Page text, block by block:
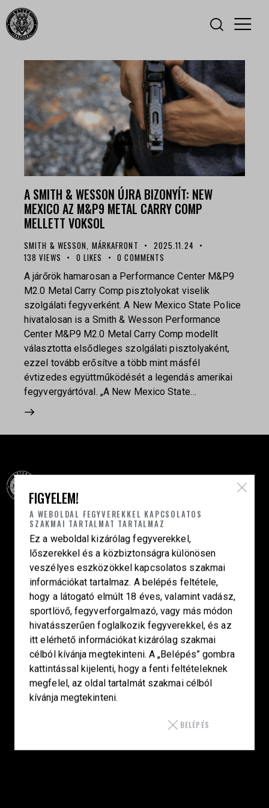
A SMITH & WESSON ÚJRA BIZONYÍT: NEW
MEXICO AZ M&P9 METAL CARRY COMP
MELLETT VOKSOL
SMITH & WESSON MÁRKAFRONT
2025.11.24
138 VIEWS 0 LIKES 0 COMMENTS
A járőrök hamarosan a Performance Center M&P9
M2.0 Metal Carry Comp pisztolyokat viselik
szolgálati fegyverként. A New Mexico State Police
hivatalosan is a Smith & Wesson Performance
Center M&P9 M2.0 Metal Carry Comp modellt
választotta elsődleges szolgálati pisztolyaként,
ezzel tovább erősítve a több mint másfél
évtizedes együttműködését a legendás amerikai
fegyvergyártóval. „A New Mexico State…
Célba találunk együtt-fegyverek szenvedéllyel!
SZAKÜZLET
HU—9024 Győr
Déry Tibor u.13.
info@keilertactical.hu
+36 30 799 73 39
Fegyverkereskedelmi engedély szám:
08000-821/1850-11/2025F
FIGYELEM!
A WEBOLDAL FEGYVEREKKEL KAPCSOLATOS
SZAKMAI TARTALMAT TARTALMAZ
Ez a weboldal kizárólag fegyverekkel,
lőszerekkel és a közbiztonságra különösen
veszélyes eszközökkel kapcsolatos szakmai
információkat tartalmaz. A belépés feltétele,
hogy a látogató elmúlt 18 éves, valamint vadász,
sportlövő, fegyverforgalmazó, vagy más módon
hivatásszerűen foglalkozik fegyverekkel, és az
itt elérhető információkat kizárólag szakmai
célból kívánja megtekinteni. A „Belépés” gombra
kattintással kijelenti, hogy a fenti feltételeknek
megfelel, az oldal tartalmát szakmai célból
kívánja megtekinteni.
BELÉPÉS